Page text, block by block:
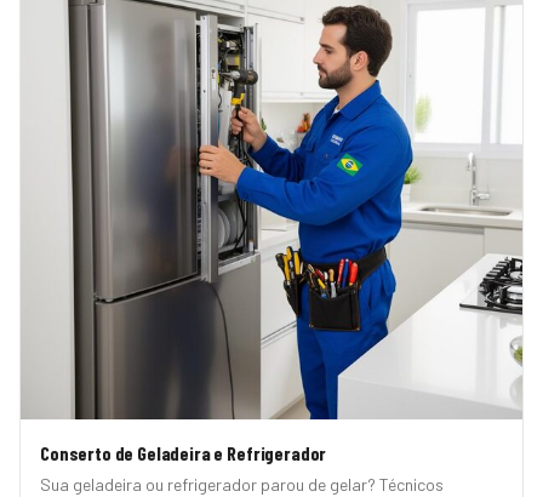
Conserto de Geladeira e Refrigerador
Sua geladeira ou refrigerador parou de gelar? Técnicos